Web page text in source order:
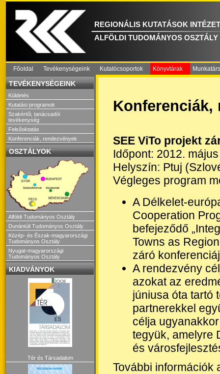
REGIONÁLIS KUTATÁSOK
ALFÖLDI TUDOMÁNYOS OSZTÁLY
Főoldal Tevékenységeink Kutatócsoportok Könyvtárak
TEVÉKENYSÉGEINK
Küldetés
Kutatási programok
Szakértői, tanácsadói
tevékenység
Felsőoktatás
Konferenciák, rendezvények
OSZTÁLYOK
Alföldi Tudományos Osztály
Dunántúli Tudományos Osztály
Közép- és Észak-magyarországi
Tudományos Osztály
Nyugat-magyarországi
Tudományos Osztály
KIADVÁNYOK
Tér és Társadalom
Konferenciák,
SEE ViTo projekt
Időpont: 2012.
Helyszín: Ptuj
Végleges program
A Délkelet-
Cooperation
befejeződő
Towns as
záró
A rendezvény
azokat az
júniusa óta tartó
partnerekkel
célja
tegyük, amelyre
és
További